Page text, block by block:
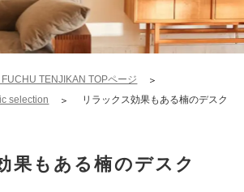
TENJIKAN TOPページ
selection リラックス効果もある楠のデスク
果もある楠のデスク